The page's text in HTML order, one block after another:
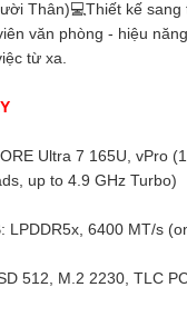
Thân)💻Thiết kế sang
văn phòng - hiệu
từ xa.
Ultra 7 165U, vPro
up to 4.9 GHz Turbo)
LPDDR5x, 6400 MT/s
512, M.2 2230, TLC